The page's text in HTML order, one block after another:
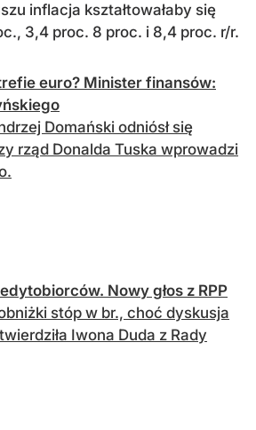
inflacja kształtowałaby się
3,4 proc. 8 proc. i 8,4 proc. r/r.
euro? Minister finansów:
Domański odniósł się
rząd Donalda Tuska wprowadzi
Nowy głos z RPP
stóp w br., choć dyskusja
Iwona Duda z Rady